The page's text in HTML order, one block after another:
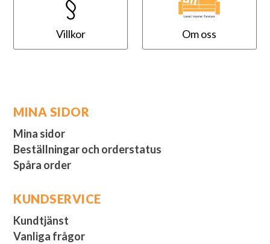
Villkor Om oss
MINA SIDOR
Mina sidor
Beställningar och orderstatus
Spåra order
KUNDSERVICE
Kundtjänst
Vanliga frågor